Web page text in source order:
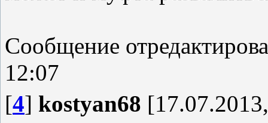
Сообщение
12:07
[4] kostyan68